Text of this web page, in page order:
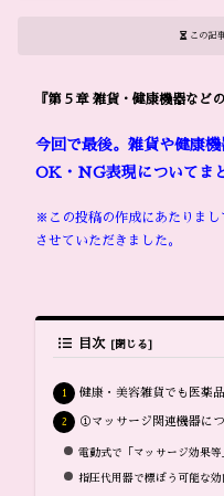
この記
『第５章 雑貨・健康機器など
今回で最後。雑貨や健康
OK・NG表現についてま
※この投稿の作成にあたりまし
させていただきました。
目次
健康・美容雑貨でも医薬
①マッサージ関連機器に
電動式で「マッサージ効果
指圧代用器で標ぼう可能な効